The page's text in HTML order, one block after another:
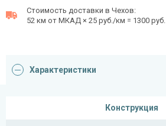
Стоимость доставки в Чехов:
52 км от МКАД × 25 руб./км = 1300 руб.
Характеристики
Конструкция